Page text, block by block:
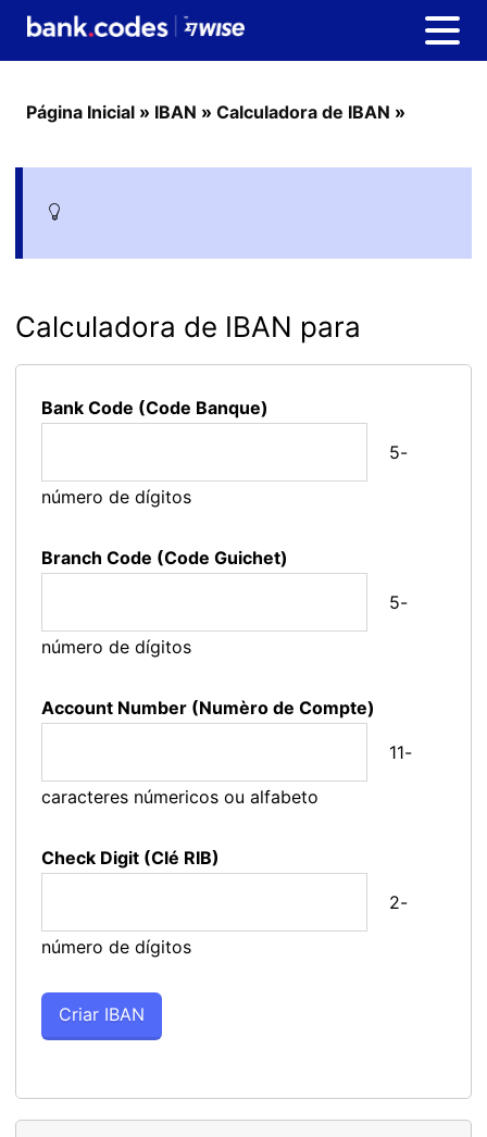
Página Inicial » IBAN » Calculadora de IBAN »
Calculadora de IBAN para
Bank Code (Code Banque)
5-
número de dígitos
Branch Code (Code Guichet)
5-
número de dígitos
Account Number (Numèro de Compte)
11-
caracteres númericos ou alfabeto
Check Digit (Clé RIB)
2-
número de dígitos